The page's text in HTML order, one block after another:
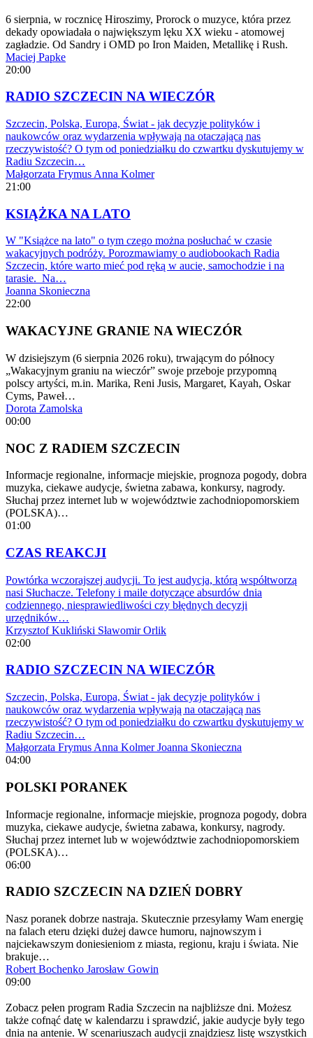
6 sierpnia, w rocznicę Hiroszimy, Prorock o muzyce, która przez
dekady opowiadała o największym lęku XX wieku - atomowej
zagładzie. Od Sandry i OMD po Iron Maiden, Metallikę i Rush.
Maciej Papke
20:00
RADIO SZCZECIN NA WIECZÓR
Szczecin, Polska, Europa, Świat - jak decyzje polityków i
naukowców oraz wydarzenia wpływają na otaczającą nas
rzeczywistość? O tym od poniedziałku do czwartku dyskutujemy w
Radiu Szczecin…
Małgorzata Frymus Anna Kolmer
21:00
KSIĄŻKA NA LATO
W "Książce na lato" o tym czego można posłuchać w czasie
wakacyjnych podróży. Porozmawiamy o audiobookach Radia
Szczecin, które warto mieć pod ręką w aucie, samochodzie i na
tarasie. Na…
Joanna Skonieczna
22:00
WAKACYJNE GRANIE NA WIECZÓR
W dzisiejszym (6 sierpnia 2026 roku), trwającym do północy
„Wakacyjnym graniu na wieczór” swoje przeboje przypomną
polscy artyści, m.in. Marika, Reni Jusis, Margaret, Kayah, Oskar
Cyms, Paweł…
Dorota Zamolska
00:00
NOC Z RADIEM SZCZECIN
Informacje regionalne, informacje miejskie, prognoza pogody, dobra
muzyka, ciekawe audycje, świetna zabawa, konkursy, nagrody.
Słuchaj przez internet lub w województwie zachodniopomorskiem
(POLSKA)…
01:00
CZAS REAKCJI
Powtórka wczorajszej audycji. To jest audycja, którą współtworzą
nasi Słuchacze. Telefony i maile dotyczące absurdów dnia
codziennego, niesprawiedliwości czy błędnych decyzji
urzędników…
Krzysztof Kukliński Sławomir Orlik
02:00
RADIO SZCZECIN NA WIECZÓR
Szczecin, Polska, Europa, Świat - jak decyzje polityków i
naukowców oraz wydarzenia wpływają na otaczającą nas
rzeczywistość? O tym od poniedziałku do czwartku dyskutujemy w
Radiu Szczecin…
Małgorzata Frymus Anna Kolmer Joanna Skonieczna
04:00
POLSKI PORANEK
Informacje regionalne, informacje miejskie, prognoza pogody, dobra
muzyka, ciekawe audycje, świetna zabawa, konkursy, nagrody.
Słuchaj przez internet lub w województwie zachodniopomorskiem
(POLSKA)…
06:00
RADIO SZCZECIN NA DZIEŃ DOBRY
Nasz poranek dobrze nastraja. Skutecznie przesyłamy Wam energię
na falach eteru dzięki dużej dawce humoru, najnowszym i
najciekawszym doniesieniom z miasta, regionu, kraju i świata. Nie
brakuje…
Robert Bochenko Jarosław Gowin
09:00
Zobacz pełen program Radia Szczecin na najbliższe dni. Możesz
także cofnąć datę w kalendarzu i sprawdzić, jakie audycje były tego
dnia na antenie. W scenariuszach audycji znajdziesz listę wszystkich